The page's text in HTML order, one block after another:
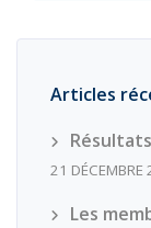
Articles
Résultats
21 DÉCEMBRE
Les